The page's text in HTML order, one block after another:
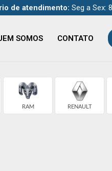
de atendimento: Seg a Sex:
SOMOS CONTATO
RAM RENAULT